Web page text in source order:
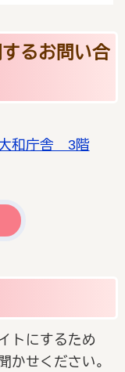
るお問い合
和庁舎 3階
トにするため
かせください。